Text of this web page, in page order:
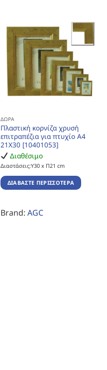
ΔΏΡΑ
Πλαστική κορνίζα χρυσή
επιτραπέζια για πτυχίο Α4
21Χ30 [10401053]
Διαθέσιμο
Διαστάσεις:Υ30 x Π21 cm
ΔΙΑΒΆΣΤΕ ΠΕΡΙΣΣΌΤΕΡΑ
Brand: AGC